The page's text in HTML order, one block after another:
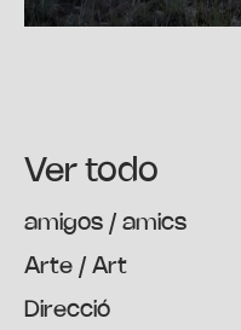
Ver todo
amigos / amics
Arte / Art
Direcció